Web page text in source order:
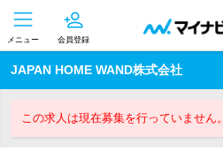
メニュー 会員登録
JAPAN HOME WAND株式会社
この求人は現在募集を行っていません。